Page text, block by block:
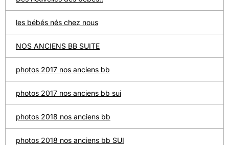
les bébés nés chez nous
NOS ANCIENS BB SUITE
photos 2017 nos anciens bb
photos 2017 nos anciens bb sui
photos 2018 nos anciens bb
photos 2018 nos anciens bb SUI